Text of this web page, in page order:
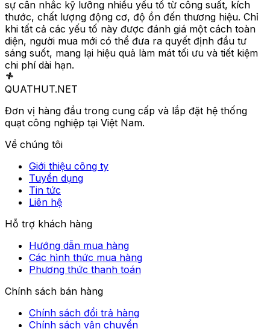
sự cân nhắc kỹ lưỡng nhiều yếu tố từ công suất, kích
thước, chất lượng động cơ, độ ồn đến thương hiệu. Chỉ
khi tất cả các yếu tố này được đánh giá một cách toàn
diện, người mua mới có thể đưa ra quyết định đầu tư
sáng suốt, mang lại hiệu quả làm mát tối ưu và tiết kiệm
chi phí dài hạn.
QUATHUT.NET
Đơn vị hàng đầu trong cung cấp và lắp đặt hệ thống
quạt công nghiệp tại Việt Nam.
Về chúng tôi
Giới thiệu công ty
Tuyển dụng
Tin tức
Liên hệ
Hỗ trợ khách hàng
Hướng dẫn mua hàng
Các hình thức mua hàng
Phương thức thanh toán
Chính sách bán hàng
Chính sách đổi trả hàng
Chính sách vận chuyển